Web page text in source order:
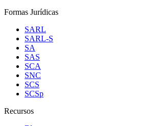
Formas Jurídicas
SARL
SARL-S
SA
SAS
SCA
SNC
SCS
SCSp
Recursos